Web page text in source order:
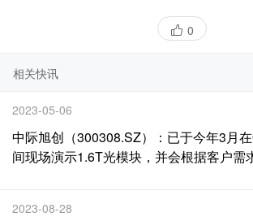
0
相关快讯
2023-05-06
中际旭创（300308.SZ）：已于今年3月
间现场演示1.6T光模块，并会根据客户需
2023-08-28